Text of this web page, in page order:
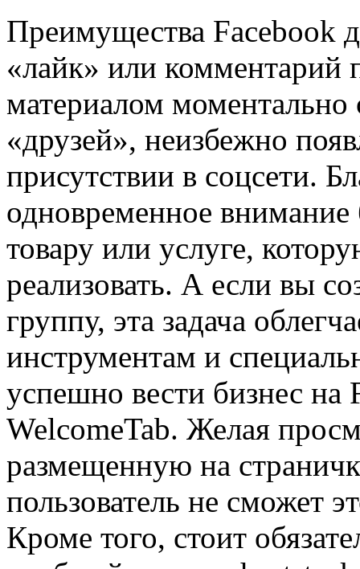
Преимущества Facebook
«лайк» или
материалом моментально
«друзей», неизбежно
присутствии в соцсети.
одновременное
товару или услуге,
реализовать. А если вы
группу, эта задача
инструментам и
успешно вести бизнес на
WelcomeTab. Желая
размещенную на
пользователь не сможет
Кроме того, стоит